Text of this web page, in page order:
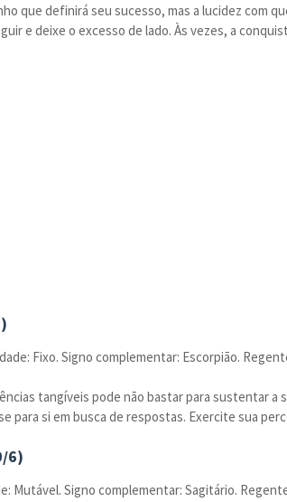
que definirá seu sucesso, mas a lucidez com
e deixe o excesso de lado. Às vezes, a
Fixo. Signo complementar: Escorpião.
tangíveis pode não bastar para sustentar
para si em busca de respostas. Exercite sua
6)
Mutável. Signo complementar: Sagitário.